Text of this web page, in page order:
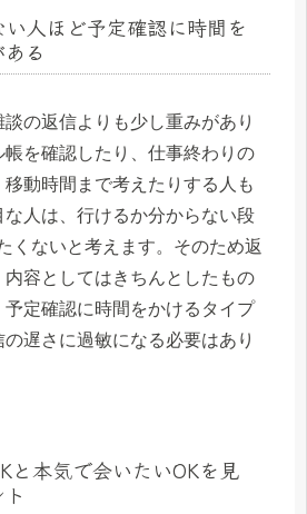
人ほど予定確認に時間を
る
の返信よりも少し重みがあり
帳を確認したり、仕事終わりの
動時間まで考えたりする人も
人は、行けるか分からない段
くないと考えます。そのため返
容としてはきちんとしたもの
定確認に時間をかけるタイプ
遅さに過敏になる必要はあり
と本気で会いたいOKを見